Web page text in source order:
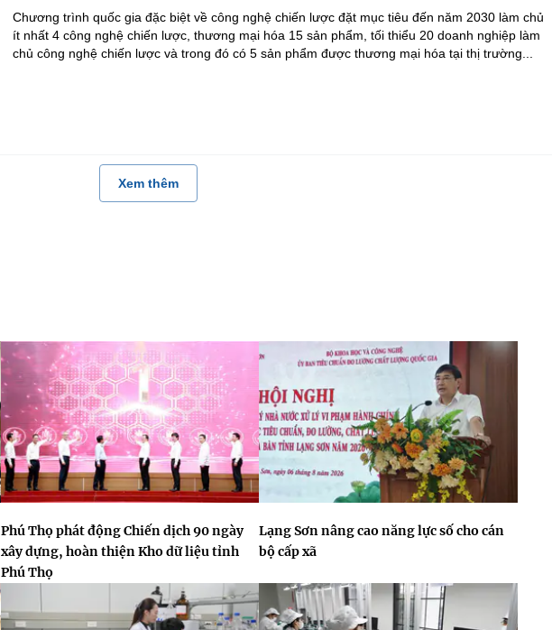
Chương trình quốc gia đặc biệt về công nghệ chiến lược đặt mục tiêu đến năm 2030 làm chủ
ít nhất 4 công nghệ chiến lược, thương mại hóa 15 sản phẩm, tối thiểu 20 doanh nghiệp làm
chủ công nghệ chiến lược và trong đó có 5 sản phẩm được thương mại hóa tại thị trường...
Xem thêm
Phú Thọ phát động Chiến dịch 90 ngày
xây dựng, hoàn thiện Kho dữ liệu tỉnh
Phú Thọ
Lạng Sơn nâng cao năng lực số cho cán
bộ cấp xã